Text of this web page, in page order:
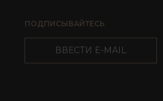
ПОДПИСЫВАЙТЕСЬ
ВВЕСТИ E-MAIL